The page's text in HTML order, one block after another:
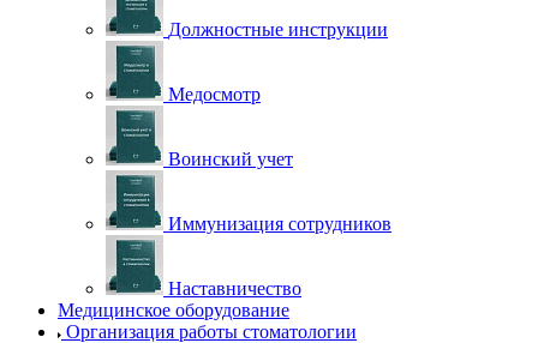
Должностные инструкции
Медосмотр
Воинский учет
Иммунизация сотрудников
Наставничество
Медицинское оборудование
Организация работы стоматологии